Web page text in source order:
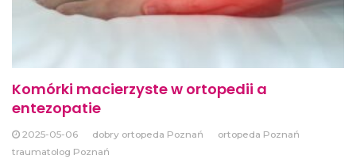
Komórki macierzyste w ortopedii a
entezopatie
2025-05-06 dobry ortopeda Poznań
ortopeda Poznań
traumatolog Poznań